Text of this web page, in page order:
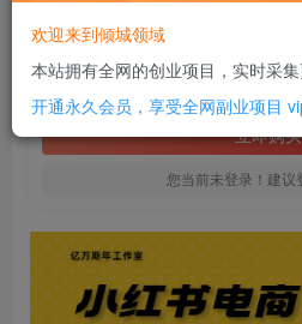
SVIP全站会员 免费
立即购买
您当前未登录！建议
欢迎来到倾城领域
本站拥有全网的创业项目，实时采
开通永久会员，享受全网副业项目